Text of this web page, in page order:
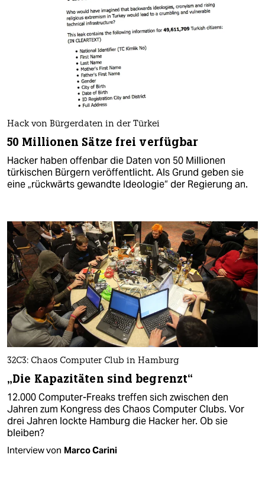
Hack von Bürgerdaten in der Türkei
50 Millionen Sätze frei verfügbar
Hacker haben offenbar die Daten von 50 Millionen
türkischen Bürgern veröffentlicht. Als Grund geben sie
eine „rückwärts gewandte Ideologie“ der Regierung an.
32C3: Chaos Computer Club in Hamburg
„Die Kapazitäten sind begrenzt“
12.000 Computer-Freaks treffen sich zwischen den
Jahren zum Kongress des Chaos Computer Clubs. Vor
drei Jahren lockte Hamburg die Hacker her. Ob sie
bleiben?
Interview von Marco Carini